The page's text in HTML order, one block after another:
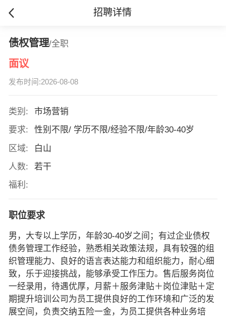
招聘详情
债权管理/全职
面议
发布时间:2026-08-08
类别:
市场营销
要求:
性别不限/ 学历不限/经验不限/年龄30-40岁
区域:
白山
人数:
若干
福利:
职位要求
男，大专以上学历，年龄30-40岁之间；有过企业债权
债务管理工作经验，熟悉相关政策法规，具有较强的组
织管理能力、良好的语言表达能力和组织能力，耐心细
致，乐于迎接挑战，能够承受工作压力。售后服务岗位
一经录用，待遇优厚，月薪＋服务津贴＋岗位津贴＋定
期提升培训公司为员工提供良好的工作环境和广泛的发
展空间，负责交纳五险一金，为员工提供各种业务培